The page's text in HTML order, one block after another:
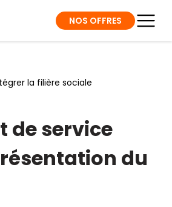
NOS OFFRES
la filière sociale
de service
du